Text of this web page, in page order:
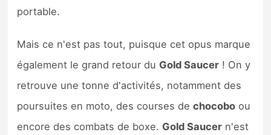
portable.
Mais ce n'est pas tout, puisque cet opus marque
également le grand retour du Gold Saucer ! On y
retrouve une tonne d'activités, notamment des
poursuites en moto, des courses dechocobo ou
encore des combats de boxe. Gold Saucer n'est